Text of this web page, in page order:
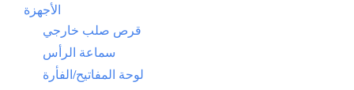
الأجهزة
قرص صلب خارجي
سماعة الرأس
لوحة المفاتيح/الفأرة